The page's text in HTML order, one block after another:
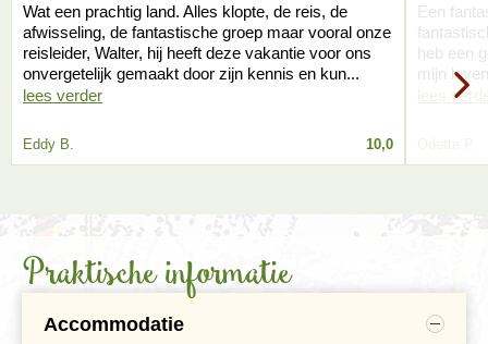
veel water drinkt en je tempo aanpast. De rit is werkelijk
prachtig; hoge Andestoppen, kleine dorpjes en kuddes
lama's en alpaca's wisselen elkaar af. Met een beetje
geluk zie je ook de vicuña, een 'broertje' van de lama,
die veel minder voorkomt en wat kleiner en ranker is dan
allerbeste en dure wol en zijn daardoor erg geliefd,
waardoor het ook een bedreigde en inmiddels gelukkig
eenvoudige lodge. De dagen in de
reist er
de prachtige omgeving en de gebruiken in de regio.
Wat een prachtig land. Alles klopte, de reis, de
afwisseling, de fantastische groep maar vooral onze
reisleider, Walter, hij heeft deze vakantie voor ons
onvergetelijk gemaakt door zijn kennis en kun...
lees verder
Eddy B. 10,0
Een
heb een
mijn
lees
Praktische informatie
Accommodatie